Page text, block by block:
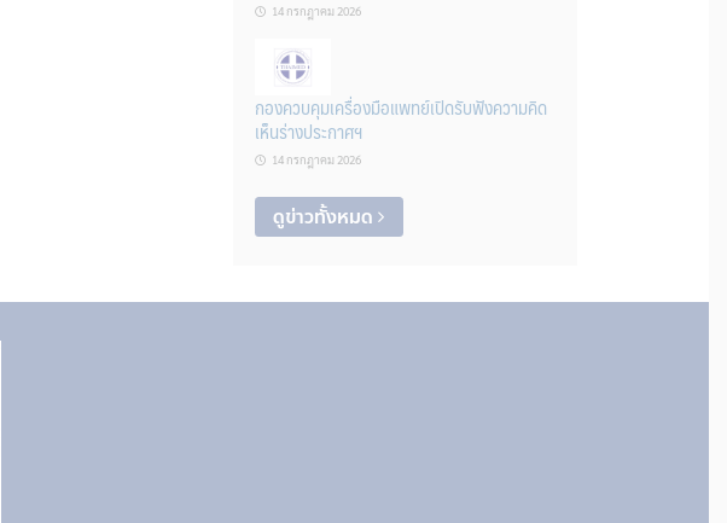
14 กรกฎาคม 2026
กองควบคุมเครื่องมือแพทย์เปิดรับฟังความคิด
เห็นร่างประกาศฯ
14 กรกฎาคม 2026
ดูข่าวทั้งหมด